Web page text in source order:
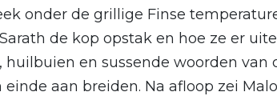
onder de grillige Finse
de kop opstak en hoe ze er
en sussende woorden van
aan breiden. Na afloop zei